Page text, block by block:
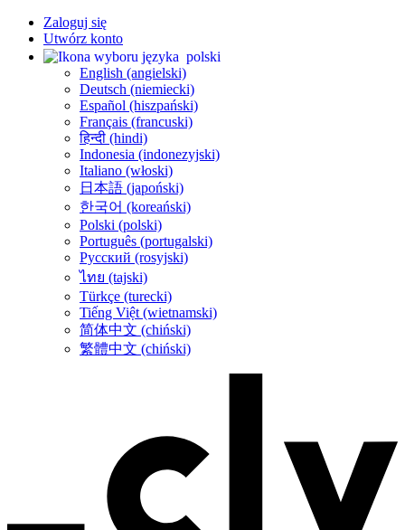
Zaloguj się
Utwórz konto
polski
English (angielski)
Deutsch (niemiecki)
Español (hiszpański)
Français (francuski)
हिन्दी (hindi)
Indonesia (indonezyjski)
Italiano (włoski)
日本語 (japoński)
한국어 (koreański)
Polski (polski)
Português (portugalski)
Русский (rosyjski)
ไทย (tajski)
Türkçe (turecki)
Tiếng Việt (wietnamski)
简体中文 (chiński)
繁體中文 (chiński)